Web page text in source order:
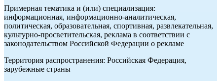
Примерная тематика и (или) специализация:
информационная, информационно-аналитическая,
политическая, образовательная, спортивная, развлекательная,
культурно-просветительская, реклама в соответствии с
законодательством Российской Федерации о рекламе
Территория распространения: Российская Федерация,
зарубежные страны